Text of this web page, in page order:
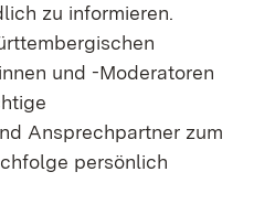
zu informieren.
und -Moderatoren
Ansprechpartner zum
persönlich